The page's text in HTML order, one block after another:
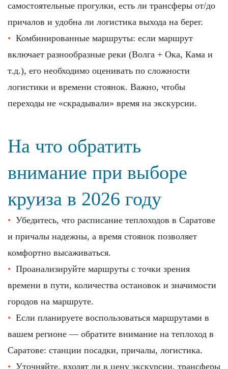
самостоятельные прогулки, есть ли трансферы от/до
причалов и удобна ли логистика выхода на берег.
Комбинированные маршруты: если маршрут
включает разнообразные реки (Волга + Ока, Кама и
т.д.), его необходимо оценивать по сложности
логистики и времени стоянок. Важно, чтобы
переходы не «скрадывали» время на экскурсии.
На что обратить
внимание при выборе
круиза в 2026 году
Убедитесь, что расписание теплоходов в Саратове
и причалы надежны, а время стоянок позволяет
комфортно высаживаться.
Проанализируйте маршруты с точки зрения
времени в пути, количества остановок и значимости
городов на маршруте.
Если планируете воспользоваться маршрутами в
вашем регионе — обратите внимание на теплоход в
Саратове: станции посадки, причалы, логистика.
Уточняйте, входят ли в цену экскурсии, трансферы